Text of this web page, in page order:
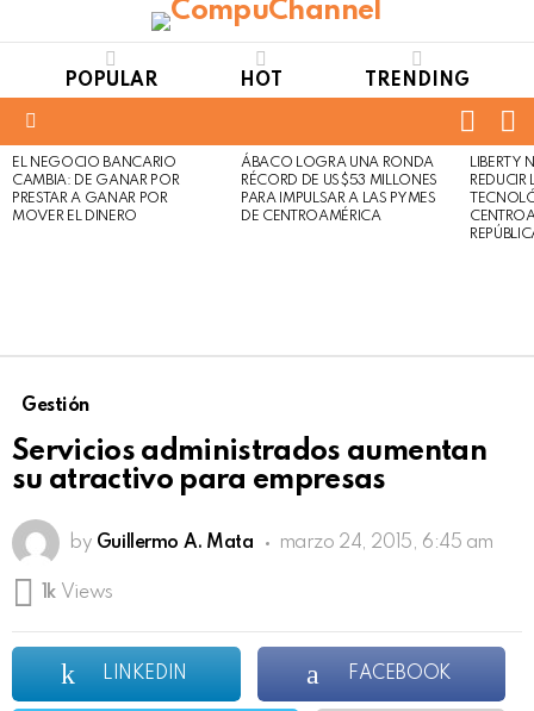
POPULAR HOT TRENDING
LATEST
STORIES
EL NEGOCIO BANCARIO
CAMBIA: DE GANAR POR
PRESTAR A GANAR POR
MOVER EL DINERO
Not
Safe
For
Click
to
view
ÁBACO LOGRA UNA RONDA
RÉCORD DE US$53 MILLONES
PARA IMPULSAR A LAS PYMES
DE CENTROAMÉRICA
LIBERTY
REDUCIR
Gestión
Servicios administrados aumentan
su atractivo para empresas
by Guillermo A. Mata marzo 24, 2015, 6:45 am
1k Views
LINKEDIN FACEBOOK